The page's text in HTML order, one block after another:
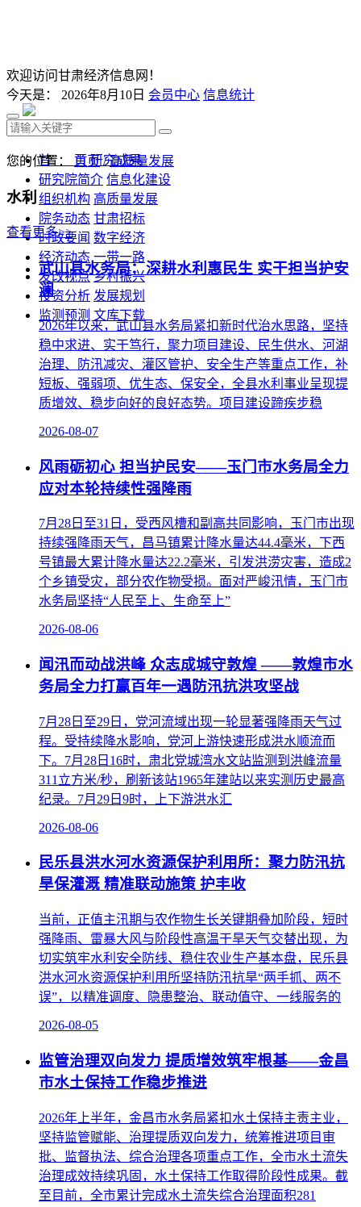
欢迎访问甘肃经济信息网！
今天是： 2026年8月10日 会员中心 信息统计
首 页 研究成果
研究院简介 信息化建设
组织机构 高质量发展
院务动态 甘肃招标
时政要闻 数字经济
经济动态 一带一路
发改视点 乡村振兴
投资分析 发展规划
监测预测 文库下载
您的位置： 首页/高质量发展
水利
查看更多>>
武山县水务局：深耕水利惠民生 实干担当护安
澜
2026年以来，武山县水务局紧扣新时代治水思路，坚持
稳中求进、实干笃行，聚力项目建设、民生供水、河湖
治理、防汛减灾、灌区管护、安全生产等重点工作，补
短板、强弱项、优生态、保安全，全县水利事业呈现提
质增效、稳步向好的良好态势。项目建设蹄疾步稳
2026-08-07
风雨砺初心 担当护民安——玉门市水务局全力
应对本轮持续性强降雨
7月28日至31日，受西风槽和副高共同影响，玉门市出现
持续强降雨天气，昌马镇累计降水量达44.4毫米，下西
号镇最大累计降水量达22.2毫米，引发洪涝灾害，造成2
个乡镇受灾，部分农作物受损。面对严峻汛情，玉门市
水务局坚持“人民至上、生命至上”
2026-08-06
闻汛而动战洪峰 众志成城守敦煌 ——敦煌市水
务局全力打赢百年一遇防汛抗洪攻坚战
7月28日至29日，党河流域出现一轮显著强降雨天气过
程。受持续降水影响，党河上游快速形成洪水顺流而
下。7月28日16时，肃北党城湾水文站监测到洪峰流量
311立方米/秒，刷新该站1965年建站以来实测历史最高
纪录。7月29日9时，上下游洪水汇
2026-08-06
民乐县洪水河水资源保护利用所：聚力防汛抗
旱保灌溉 精准联动施策 护丰收
当前，正值主汛期与农作物生长关键期叠加阶段，短时
强降雨、雷暴大风与阶段性高温干旱天气交替出现，为
切实筑牢水利安全防线、稳住农业生产基本盘，民乐县
洪水河水资源保护利用所坚持防汛抗旱“两手抓、两不
误”，以精准调度、隐患整治、联动值守、一线服务的
2026-08-05
监管治理双向发力 提质增效筑牢根基——金昌
市水土保持工作稳步推进
2026年上半年，金昌市水务局紧扣水土保持主责主业，
坚持监管赋能、治理提质双向发力，统筹推进项目审
批、监督执法、综合治理各项重点工作，全市水土流失
治理成效持续巩固，水土保持工作取得阶段性成果。截
至目前，全市累计完成水土流失综合治理面积281